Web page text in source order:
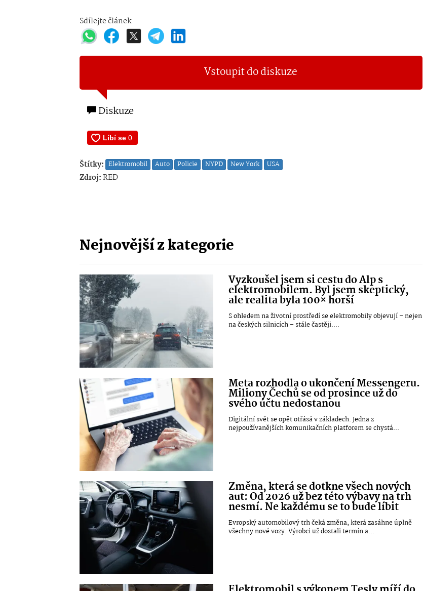
Sdílejte článek
Vstoupit do diskuze
Diskuze
Štítky: Elektromobil Auto Policie NYPD New York USA
Zdroj:RED
Nejnovější z kategorie
Vyzkoušel jsem si cestu do Alp s
elektromobilem. Byl jsem skeptický,
ale realita byla 100× horší
S ohledem na životní prostředí se elektromobily objevují – nejen
na českých silnicích – stále častěji....
Meta rozhodla o ukončení Messengeru.
Miliony Čechů se od prosince už do
svého účtu nedostanou
Digitální svět se opět otřásá v základech. Jedna z
nejpoužívanějších komunikačních platforem se chystá...
Změna, která se dotkne všech nových
aut: Od 2026 už bez této výbavy na trh
nesmí. Ne každému se to bude líbit
Evropský automobilový trh čeká změna, která zasáhne úplně
všechny nové vozy. Výrobci už dostali termín a...